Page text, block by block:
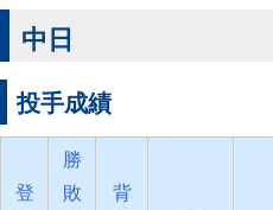
中日
投手成績
登
勝
敗
背